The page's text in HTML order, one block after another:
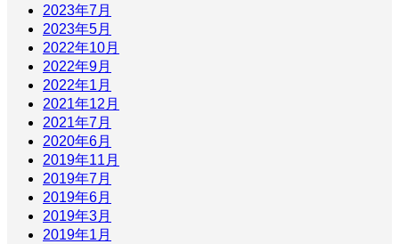
2023年7月
2023年5月
2022年10月
2022年9月
2022年1月
2021年12月
2021年7月
2020年6月
2019年11月
2019年7月
2019年6月
2019年3月
2019年1月